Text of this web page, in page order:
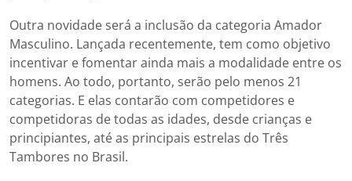
Outra novidade será a inclusão da categoria Amador
Masculino. Lançada recentemente, tem como objetivo
incentivar e fomentar ainda mais a modalidade entre os
homens. Ao todo, portanto, serão pelo menos 21
categorias. E elas contarão com competidores e
competidoras de todas as idades, desde crianças e
principiantes, até as principais estrelas do Três
Tambores no Brasil.